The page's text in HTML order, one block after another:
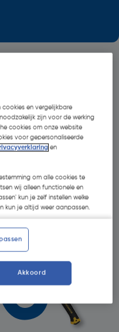
en vergelijkbare
zijn voor de werking
cookies om onze website
voor gepersonaliseerde
en
om alle cookies te
wij alleen functionele en
kun je zelf instellen welke
kun je altijd weer aanpassen.
Akkoord